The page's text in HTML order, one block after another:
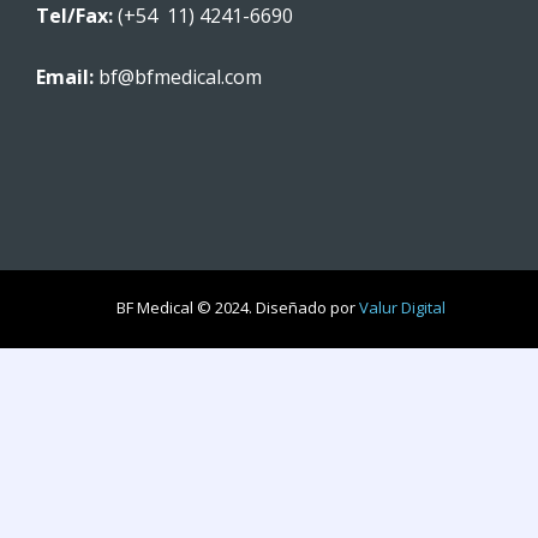
Tel/Fax:(+54 11) 4241-6690
Email: bf@bfmedical.com
BF Medical © 2024. Diseñado porValur Digital